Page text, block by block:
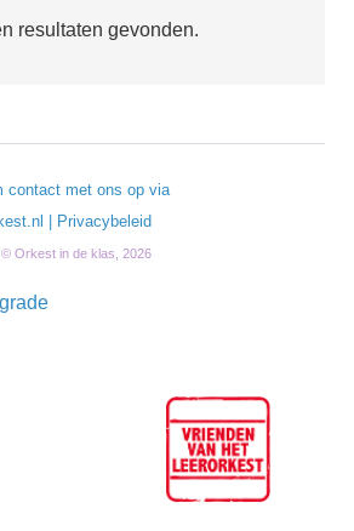
resultaten gevonden.
contact met ons op via
Privacybeleid
Orkest in de klas, 2026